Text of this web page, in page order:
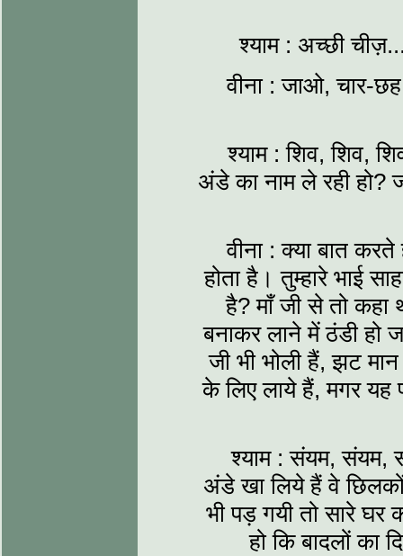
श्याम : अच्छी
वीना : जाओ, चार-
श्याम : शिव, शिव,
अंडे का नाम ले रही
वीना : क्या बात
होता है। तुम्हारे भाई
है? माँ जी से तो कहा
बनाकर लाने में ठंडी हो
जी भी भोली हैं, झट
के लिए लाये हैं, मगर यह
श्याम : संयम, संयम,
अंडे खा लिये हैं वे
भी पड़ गयी तो सारे घर
हो कि बादलों का